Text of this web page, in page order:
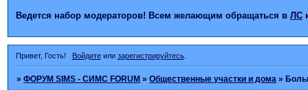
Ведется набор модераторов! Всем желающим обращаться в ЛС
Привет, Гость! Войдитеили зарегистрируйтесь.
»ФОРУМ SIMS - СИМС FORUM »Общественные участки и дома »